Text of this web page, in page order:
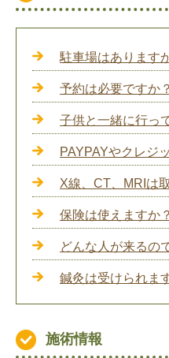
駐車場はあります
予約は必要ですか？
子供と一緒に行っ
PAYPAYやクレジ
X線、CT、MRIは
保険は使えますか？
どんな人が来るの
鍼灸は受けられま
施術情報